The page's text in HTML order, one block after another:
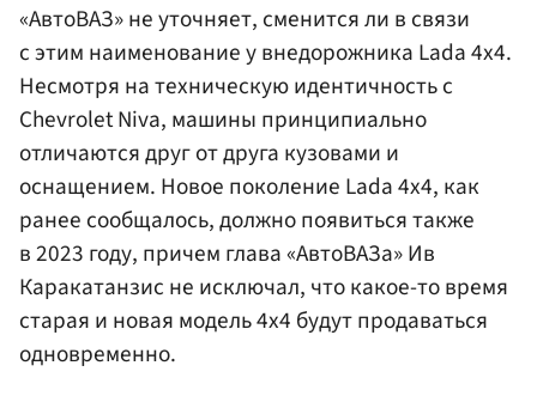
«АвтоВАЗ» не уточняет, сменится ли в связи
с этим наименование у внедорожника Lada 4x4.
Несмотря на техническую идентичность c
Chevrolet Niva, машины принципиально
отличаются друг от друга кузовами и
оснащением. Новое поколение Lada 4x4, как
ранее сообщалось, должно появиться также
в 2023 году, причем глава «АвтоВАЗа» Ив
Каракатанзис не исключал, что какое-то время
старая и новая модель 4x4 будут продаваться
одновременно.